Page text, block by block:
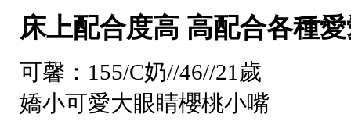
床上配合度高 高配合各種
可馨：155/C奶//46//21歲
嬌小可愛大眼睛櫻桃小嘴